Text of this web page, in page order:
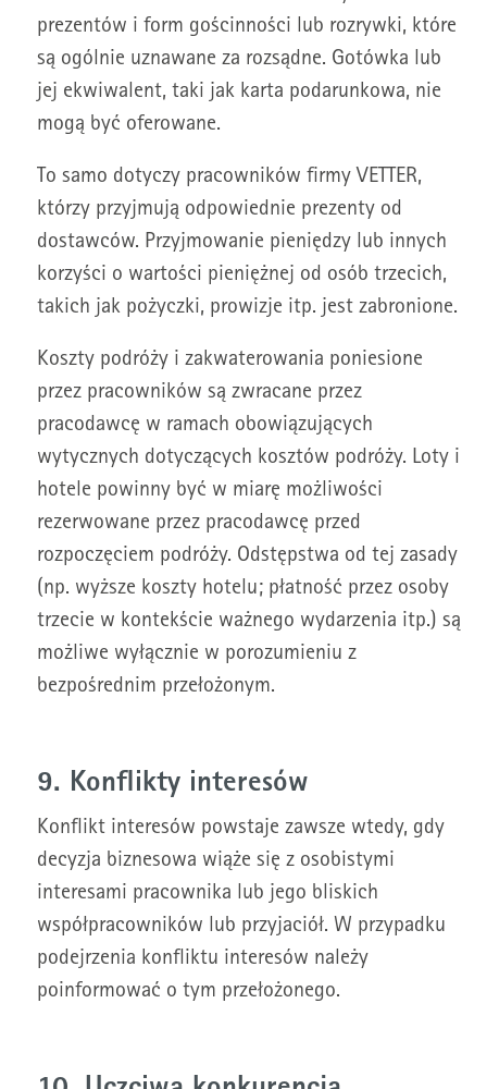
prezentów i form gościnności lub rozrywki, które
są ogólnie uznawane za rozsądne. Gotówka lub
jej ekwiwalent, taki jak karta podarunkowa, nie
mogą być oferowane.
To samo dotyczy pracowników firmy VETTER,
którzy przyjmują odpowiednie prezenty od
dostawców. Przyjmowanie pieniędzy lub innych
korzyści o wartości pieniężnej od osób trzecich,
takich jak pożyczki, prowizje itp. jest zabronione.
Koszty podróży i zakwaterowania poniesione
przez pracowników są zwracane przez
pracodawcę w ramach obowiązujących
wytycznych dotyczących kosztów podróży. Loty i
hotele powinny być w miarę możliwości
rezerwowane przez pracodawcę przed
rozpoczęciem podróży. Odstępstwa od tej zasady
(np. wyższe koszty hotelu; płatność przez osoby
trzecie w kontekście ważnego wydarzenia itp.) są
możliwe wyłącznie w porozumieniu z
bezpośrednim przełożonym.
9. Konflikty interesów
Konflikt interesów powstaje zawsze wtedy, gdy
decyzja biznesowa wiąże się z osobistymi
interesami pracownika lub jego bliskich
współpracowników lub przyjaciół. W przypadku
podejrzenia konfliktu interesów należy
poinformować o tym przełożonego.